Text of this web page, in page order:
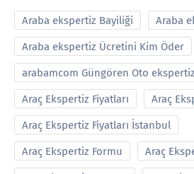
Araba ekspertiz Bayiliği Araba
Araba ekspertiz Ücretini Kim Öder
arabamcom Güngören Oto ekspertiz
Araç Ekspertiz Fiyatları Araç
Araç Ekspertiz Fiyatları İstanbul
Araç Ekspertiz Formu Araç